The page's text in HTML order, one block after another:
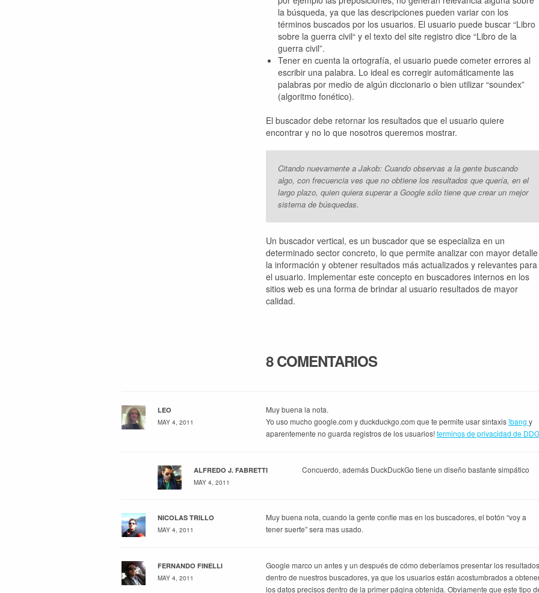
la búsqueda, ya que las descripciones pueden variar con los
términos buscados por los usuarios. El usuario puede buscar “Libro
sobre la guerra civil“ y el texto del site registro dice “Libro de la
guerra civil”.
Tener en cuenta la ortografía, el usuario puede cometer errores al
escribir una palabra. Lo ideal es corregir automáticamente las
palabras por medio de algún diccionario o bien utilizar “soundex”
(algoritmo fonético).
El buscador debe retornar los resultados que el usuario quiere
encontrar y no lo que nosotros queremos mostrar.
Citando nuevamente a Jakob: Cuando observas a la gente buscando
algo, con frecuencia ves que no obtiene los resultados que quería, en el
largo plazo, quien quiera superar a Google sólo tiene que crear un mejor
sistema de búsquedas.
Un buscador vertical, es un buscador que se especializa en un
determinado sector concreto, lo que permite analizar con mayor detalle
la información y obtener resultados más actualizados y relevantes para
el usuario. Implementar este concepto en buscadores internos en los
sitios web es una forma de brindar al usuario resultados de mayor
calidad.
8 COMENTARIOS
LEO
MAY 4, 2011
Muy buena la nota.
Yo uso mucho google.com y duckduckgo.com que te permite usar sintaxis !bang y
aparentemente no guarda registros de los usuarios!terminos de privacidad de DDG
ALFREDO J. FABRETTI
MAY 4, 2011
Concuerdo, además DuckDuckGo tiene un diseño bastante simpático
NICOLAS TRILLO
MAY 4, 2011
Muy buena nota, cuando la gente confie mas en los buscadores, el botón “voy a
tener suerte” sera mas usado.
FERNANDO FINELLI
MAY 4, 2011
Google marco un antes y un después de cómo deberíamos presentar los resultados
dentro de nuestros buscadores, ya que los usuarios están acostumbrados a
los datos precisos dentro de la primer página obtenida. Obviamente que este tipo